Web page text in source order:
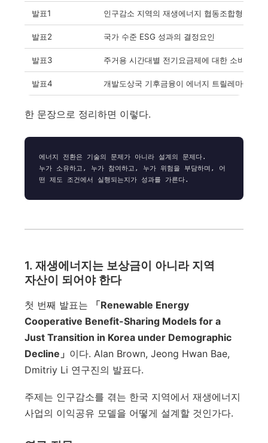
발표1 인구감소 지역의 재생에너지 협동조합형 이익
발표2 국가 수준 ESG 성과의 결정요인
발표3 주거용 시간대별 전기요금제에 대한 소비자 선
발표4 개발도상국 기후금융이 에너지 트릴레마에 미
한 문장으로 정리하면 이렇다.
에너지 전환은 기술의 문제가 아니라 설계의 문제다.
누가 소유하고, 누가 참여하고, 누가 위험을 부담하며, 어
1. 재생에너지는 보상금이 아니라 지역
자산이 되어야 한다
첫 번째 발표는
「Renewable Energy
Cooperative Benefit-Sharing Models for a
Just Transition in Korea under Demographic
Decline」 이다. Alan Brown, Jeong Hwan Bae,
Dmitriy Li 연구진의 발표다.
주제는 인구감소를 겪는 한국 지역에서 재생에너지
사업의 이익공유 모델을 어떻게 설계할 것인가다.